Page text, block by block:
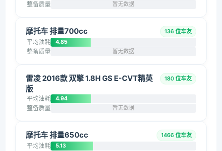
整备质量 暂无数据
摩托车 排量700cc 136 位车友
平均油耗 4.85
整备质量 暂无数据
雷凌 2016款 双擎 1.8H GS E-CVT精英
版
180 位车友
平均油耗 4.94
整备质量 暂无数据
摩托车 排量650cc 1466 位车友
平均油耗 5.13